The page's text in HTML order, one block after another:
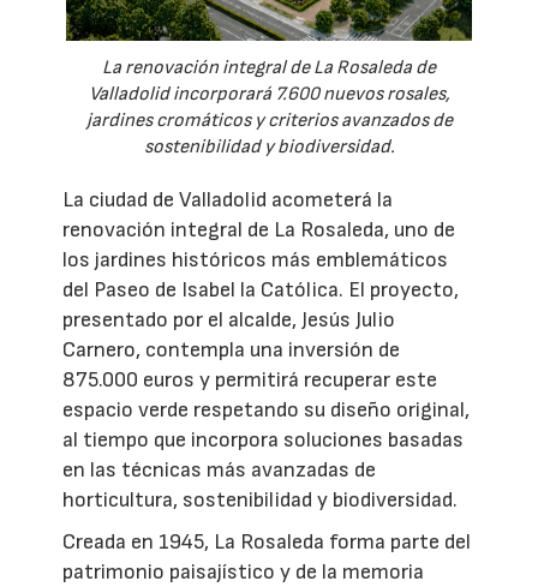
La renovación integral de La Rosaleda de
Valladolid incorporará 7.600 nuevos rosales,
jardines cromáticos y criterios avanzados de
sostenibilidad y biodiversidad.
La ciudad de Valladolid acometerá la
renovación integral de La Rosaleda, uno de
los jardines históricos más emblemáticos
del Paseo de Isabel la Católica. El proyecto,
presentado por el alcalde, Jesús Julio
Carnero, contempla una inversión de
875.000 euros y permitirá recuperar este
espacio verde respetando su diseño original,
al tiempo que incorpora soluciones basadas
en las técnicas más avanzadas de
horticultura, sostenibilidad y biodiversidad.
Creada en 1945, La Rosaleda forma parte del
patrimonio paisajístico y de la memoria